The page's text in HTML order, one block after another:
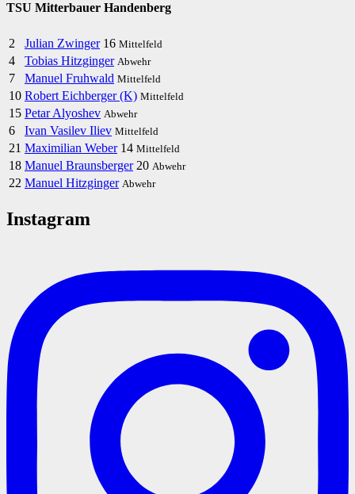
TSU Mitterbauer Handenberg
2 Julian Zwinger 16 Mittelfeld
4 Tobias Hitzginger Abwehr
7 Manuel Fruhwald Mittelfeld
10 Robert Eichberger (K) Mittelfeld
15 Petar Alyoshev Abwehr
6 Ivan Vasilev Iliev Mittelfeld
21 Maximilian Weber 14 Mittelfeld
18 Manuel Braunsberger 20 Abwehr
22 Manuel Hitzginger Abwehr
Instagram